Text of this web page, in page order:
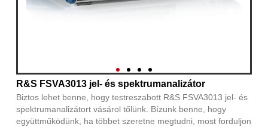
R&S FSVA3013 jel- és spektrumanalizátor
Biztos lehet benne, hogy testreszabott R&S FSVA3013 jel- és
spektrumanalizátort vásárol tőlünk. Bízunk benne, hogy
együttműködünk, ha többet szeretne megtudni, most forduljon